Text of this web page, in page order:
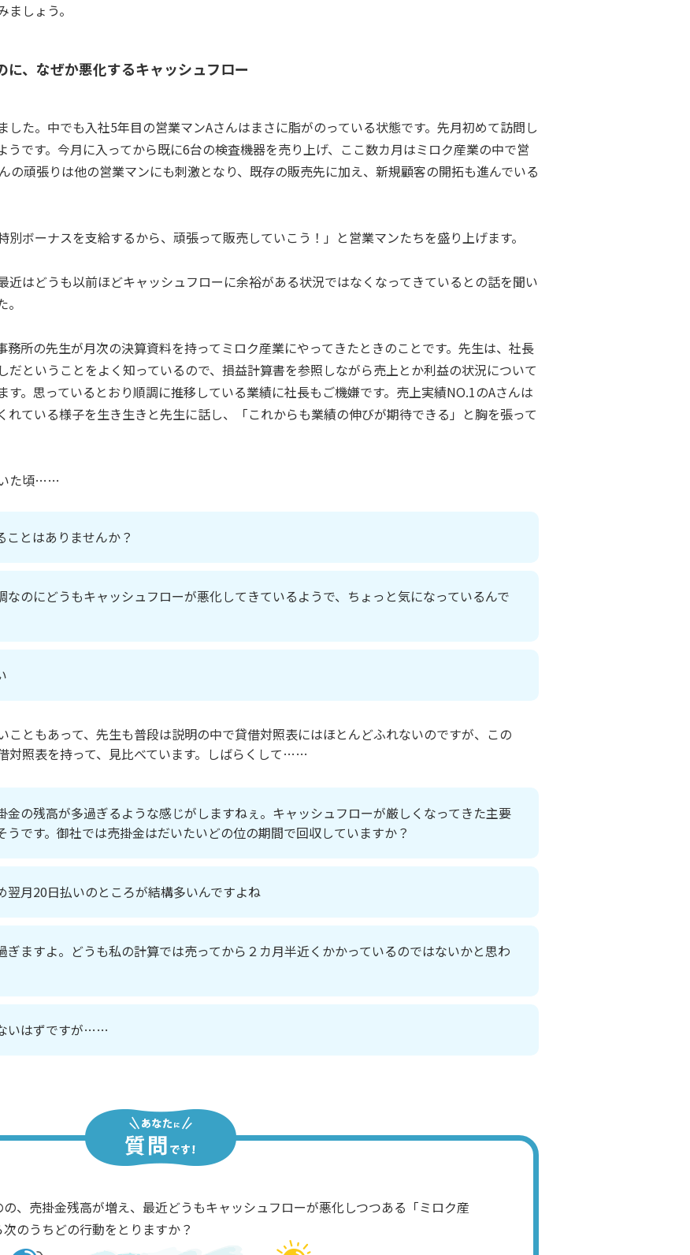
しょう。
、なぜか悪化するキャッシュフロー
した。中でも入社5年目の営業マンAさんはまさに脂がのっている状態です。先月初めて訪問し
うです。今月に入ってから既に6台の検査機器を売り上げ、ここ数カ月はミロク産業の中で営
の頑張りは他の営業マンにも刺激となり、既存の販売先に加え、新規顧客の開拓も進んでいる
ボーナスを支給するから、頑張って販売していこう！」と営業マンたちを盛り上げます。
近はどうも以前ほどキャッシュフローに余裕がある状況ではなくなってきているとの話を聞い
務所の先生が月次の決算資料を持ってミロク産業にやってきたときのことです。先生は、社長
ということをよく知っているので、損益計算書を参照しながら売上とか利益の状況について
。思っているとおり順調に推移している業績に社長もご機嫌です。売上実績NO.1のAさんは
れている様子を生き生きと先生に話し、「これからも業績の伸びが期待できる」と胸を張って
いた頃……
とはありませんか？
なのにどうもキャッシュフローが悪化してきているようで、ちょっと気になっているんで
こともあって、先生も普段は説明の中で貸借対照表にはほとんどふれないのですが、この
対照表を持って、見比べています。しばらくして……
金の残高が多過ぎるような感じがしますねぇ。キャッシュフローが厳しくなってきた主要
うです。御社では売掛金はだいたいどの位の期間で回収していますか？
翌月20日払いのところが結構多いんですよね
ぎますよ。どうも私の計算では売ってから２カ月半近くかかっているのではないかと思わ
いはずですが……
、売掛金残高が増え、最近どうもキャッシュフローが悪化しつつある「ミロク産
のうちどの行動をとりますか？